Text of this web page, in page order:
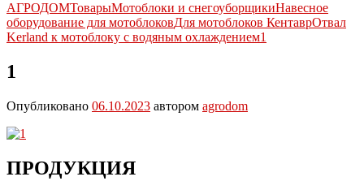
АГРОДОМТоварыМотоблоки и снегоуборщикиНавесное
оборудование для мотоблоковДля мотоблоков КентаврОтвал
Kerland к мотоблоку с водяным охлаждением1
1
Опубликовано 06.10.2023 автором agrodom
ПРОДУКЦИЯ